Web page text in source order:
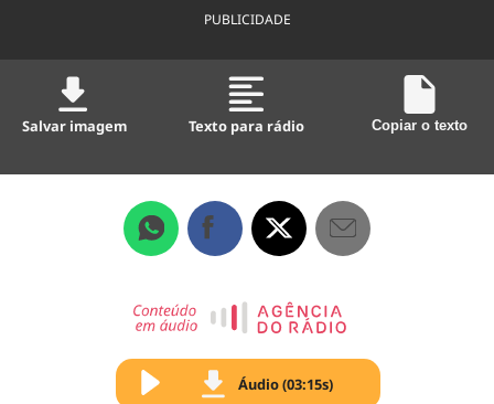
PUBLICIDADE
Salvar imagem Texto para rádio Copiar o texto
Áudio (03:15s)